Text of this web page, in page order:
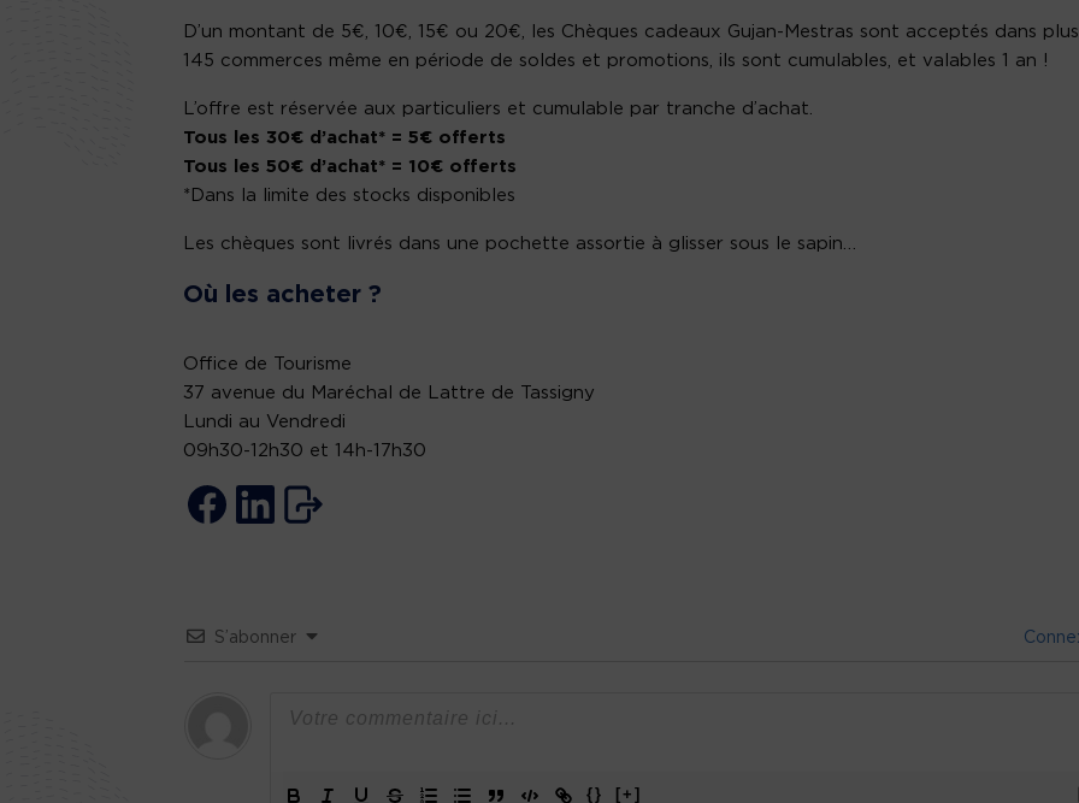
D’un montant de 5€, 10€, 15€ ou 20€, les Chèques cadeaux Gujan-Mestras sont acceptés dans
145 commerces même en période de soldes et promotions, ils sont cumulables, et valables 1 an !
L’offre est réservée aux particuliers et cumulable par tranche d’achat.
Tous les 30€ d’achat* = 5€ offerts
Tous les 50€ d’achat* = 10€ offerts
*Dans la limite des stocks disponibles
Les chèques sont livrés dans une pochette assortie à glisser sous le sapin…
Où les acheter ?
Office de Tourisme
37 avenue du Maréchal de Lattre de Tassigny
Lundi au Vendredi
09h30-12h30 et 14h-17h30
S’abonner
{} [+]